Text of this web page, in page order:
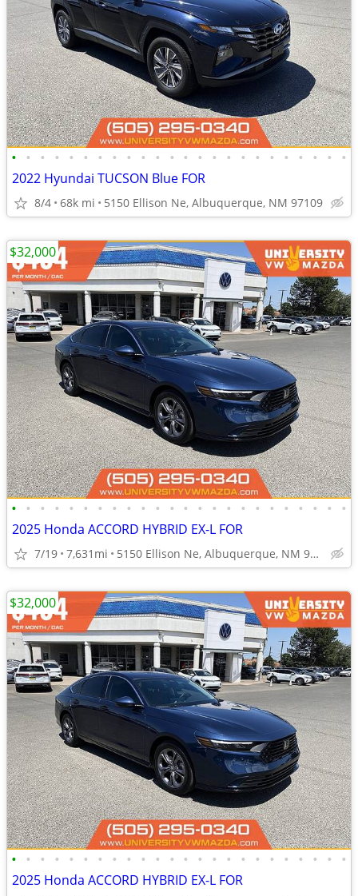
• • • • • • • • • • • • • • • • • • • • • • • •
2022 Hyundai TUCSON Blue FOR
8/4 68k mi 5150 Ellison Ne, Albuquerque, NM 97109
• • • • • • • • • • • • • • • • • • • • • • • •
2025 Honda ACCORD HYBRID EX-L FOR
7/19 7,631mi 5150 Ellison Ne, Albuquerque, NM 97109
$32,000
• • • • • • • • • • • • • • • • • • • • • • • •
2025 Honda ACCORD HYBRID EX-L FOR
$32,000